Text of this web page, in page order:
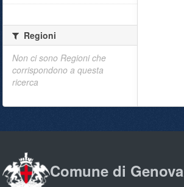
Regioni
Non ci sono Regioni che
corrispondono a questa
ricerca
Comune di Genova